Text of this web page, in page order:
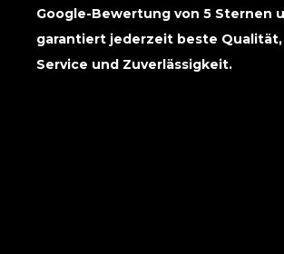
Google-Bewertung von 5 Sternen
garantiert jederzeit beste Qualität,
Service und Zuverlässigkeit.